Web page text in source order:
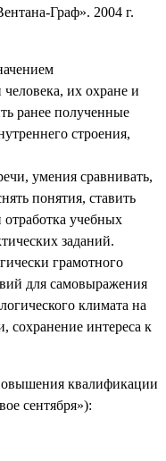
2004 г.
их охране и
ранее полученные
строения,
умения сравнивать,
понятия, ставить
учебных
заданий.
грамотного
для самовыражения
климата на
сохранение интереса к
квалификации
сентября»):